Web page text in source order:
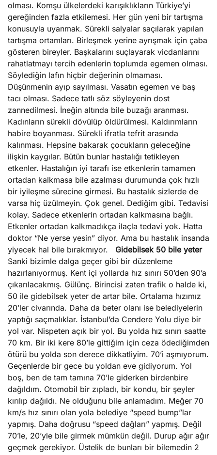
olması. Komşu ülkelerdeki karışıklıkların Türkiye’yi
gereğinden fazla etkilemesi. Her gün yeni bir tartışma
konusuyla uyanmak. Sürekli salyalar saçılarak yapılan
tartışma ortamları. Birleşmek yerine ayrışmak için çaba
gösteren bireyler. Başkalarını suçlayarak vicdanlarını
rahatlatmayı tercih edenlerin toplumda egemen olması.
Söylediğin lafın hiçbir değerinin olmaması.
Düşünmenin ayıp sayılması. Vasatın egemen ve baş
tacı olması. Sadece tatlı söz söyleyenin dost
zannedilmesi. İneğin altında bile buzağı aranması.
Kadınların sürekli dövülüp öldürülmesi. Kaldırımların
habire boyanması. Sürekli ifratla tefrit arasında
kalınması. Hepsine bakarak çocukların geleceğine
ilişkin kaygılar. Bütün bunlar hastalığı tetikleyen
etkenler. Hastalığın iyi tarafı ise etkenlerin tamamen
ortadan kalkmasa bile azalması durumunda çok hızlı
bir iyileşme sürecine girmesi. Bu hastalık sizlerde de
varsa hiç üzülmeyin. Çok genel. Dediğim gibi. Tedavisi
kolay. Sadece etkenlerin ortadan kalkmasına bağlı.
Etkenler ortadan kalkmadıkça ilaçla tedavi yok. Hatta
doktor “Ne yerse yesin” diyor. Ama bu hastalık insanda
yiyecek hal bile bırakmıyor. Gidebilsek 50 bile yeter
Sanki bizimle dalga geçer gibi bir düzenleme
hazırlanıyormuş. Kent içi yollarda hız sınırı 50’den 90’a
çıkarılacakmış. Gülünç. Birincisi zaten trafik o halde ki,
50 ile gidebilsek yeter de artar bile. Ortalama hızımız
20’ler civarında. Daha da beter olanı ise belediyelerin
yaptığı saçmalıklar. İstanbul’da Cendere Yolu diye bir
yol var. Nispeten açık bir yol. Bu yolda hız sınırı saatte
70 km. Bir iki kere 80’le gittiğim için ceza ödediğimden
ötürü bu yolda son derece dikkatliyim. 70’i aşmıyorum.
Geçenlerde bir gece bu yoldan eve gidiyorum. Yol
boş, ben de tam tamına 70’le giderken birdenbire
dağıldım. Otomobil bir zıpladı, bir kondu, bir şeyler
kırılıp dağıldı. Ne olduğunu bile anlamadım. Meğer 70
km/s hız sınırı olan yola belediye “speed bump”lar
yapmış. Daha doğrusu “speed dağları” yapmış. Değil
70’le, 20’yle bile girmek mümkün değil. Durup ağır ağır
geçmek gerekiyor. Üstelik de bunları bir bilemedin 2